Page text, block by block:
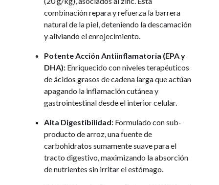
combinación repara y refuerza la barrera
natural de la piel, deteniendo la descamación
y aliviando el enrojecimiento.
Potente Acción Antiinflamatoria (EPA y
DHA): Enriquecido con niveles terapéuticos
de ácidos grasos de cadena larga que actúan
apagando la inflamación cutánea y
gastrointestinal desde el interior celular.
Alta Digestibilidad: Formulado con sub-
producto de arroz, una fuente de
carbohidratos sumamente suave para el
tracto digestivo, maximizando la absorción
de nutrientes sin irritar el estómago.